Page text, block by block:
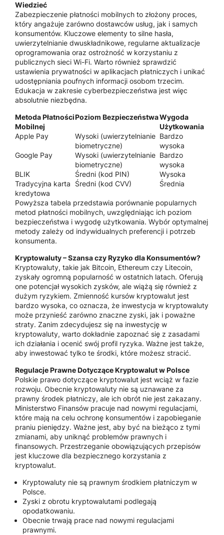
Wiedzieć
Zabezpieczenie płatności mobilnych to złożony proces,
który angażuje zarówno dostawców usług, jak i samych
konsumentów. Kluczowe elementy to silne hasła,
uwierzytelnianie dwuskładnikowe, regularne aktualizacje
oprogramowania oraz ostrożność w korzystaniu z
publicznych sieci Wi-Fi. Warto również sprawdzić
ustawienia prywatności w aplikacjach płatniczych i unikać
udostępniania poufnych informacji osobom trzecim.
Edukacja w zakresie cyberbezpieczeństwa jest więc
absolutnie niezbędna.
Metoda Płatności
Mobilnej
Poziom BezpieczeństwaWygoda
Użytkowania
Apple Pay
Wysoki (uwierzytelnianie
biometryczne)
Bardzo
wysoka
Google Pay
Wysoki (uwierzytelnianie
biometryczne)
Bardzo
wysoka
BLIK
Średni (kod PIN)
Wysoka
Tradycyjna karta
kredytowa
Średni (kod CVV) Średnia
Powyższa tabela przedstawia porównanie popularnych
metod płatności mobilnych, uwzględniając ich poziom
bezpieczeństwa i wygodę użytkowania. Wybór optymalnej
metody zależy od indywidualnych preferencji i potrzeb
konsumenta.
Kryptowaluty – Szansa czy Ryzyko dla Konsumentów?
Kryptowaluty, takie jak Bitcoin, Ethereum czy Litecoin,
zyskały ogromną popularność w ostatnich latach. Oferują
one potencjał wysokich zysków, ale wiążą się również z
dużym ryzykiem. Zmienność kursów kryptowalut jest
bardzo wysoka, co oznacza, że inwestycja w kryptowaluty
może przynieść zarówno znaczne zyski, jak i poważne
straty. Zanim zdecydujesz się na inwestycję w
kryptowaluty, warto dokładnie zapoznać się z zasadami
ich działania i ocenić swój profil ryzyka. Ważne jest także,
aby inwestować tylko te środki, które możesz stracić.
Regulacje Prawne Dotyczące Kryptowalut w Polsce
Polskie prawo dotyczące kryptowalut jest wciąż w fazie
rozwoju. Obecnie kryptowaluty nie są uznawane za
prawny środek płatniczy, ale ich obrót nie jest zakazany.
Ministerstwo Finansów pracuje nad nowymi regulacjami,
które mają na celu ochronę konsumentów i zapobieganie
praniu pieniędzy. Ważne jest, aby być na bieżąco z tymi
zmianami, aby uniknąć problemów prawnych i
finansowych. Przestrzeganie obowiązujących przepisów
jest kluczowe dla bezpiecznego korzystania z
kryptowalut.
Kryptowaluty nie są prawnym środkiem płatniczym w
Polsce.
Zyski z obrotu kryptowalutami podlegają
opodatkowaniu.
Obecnie trwają prace nad nowymi regulacjami
prawnymi.